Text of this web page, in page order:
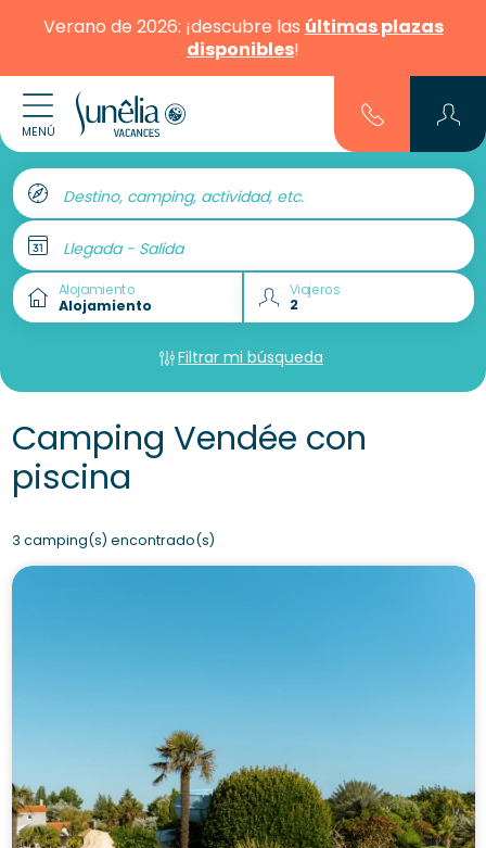
Verano de 2026: ¡descubre las últimas plazas
disponibles!
MENÚ
Destino, camping, actividad, etc.
Llegada - Salida
Alojamiento Viajeros
Filtrar mi búsqueda
Camping Vendée con
piscina
3 camping(s) encontrado(s)